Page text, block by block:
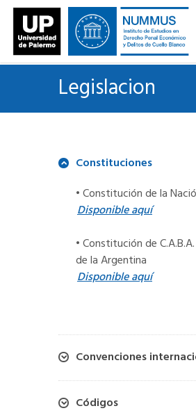
Legislacion
Constituciones
• Constitución de la
Disponible aquí
• Constitución de
de la Argentina
Disponible aquí
Convenciones
Códigos